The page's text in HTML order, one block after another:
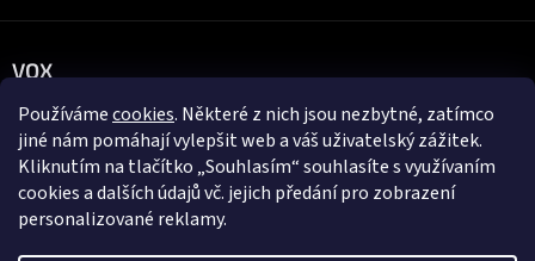
Používámecookies. Některé z nich jsou nezbytné, zatímco
jiné nám pomáhají vylepšit web a váš uživatelský zážitek.
Kliknutím na tlačítko „Souhlasím“ souhlasíte s využívaním
cookies a dalších údajů vč. jejich předání pro zobrazení
personalizované reklamy.
VOX